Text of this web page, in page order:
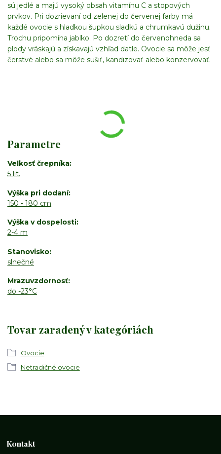
sú jedlé a majú vysoký obsah vitamínu C a stopových
prvkov. Pri dozrievaní od zelenej do červenej farby má
každé ovocie s hladkou šupkou sladkú a chrumkavú dužinu.
Trochu pripomína jablko. Po dozretí do červenohneda sa
plody vráskajú a získavajú vzhľad datle. Ovocie sa môže jesť
čerstvé alebo sa môže sušiť, kandizovať alebo konzervovať.
Parametre
Veľkosť črepníka
5 lit.
Výška pri dodaní
150 - 180 cm
Výška v dospelosti
2-4 m
Stanovisko
slnečné
Mrazuvzdornosť
do -23°C
Tovar zaradený v kategóriách
Ovocie
Netradičné ovocie
Kontakt